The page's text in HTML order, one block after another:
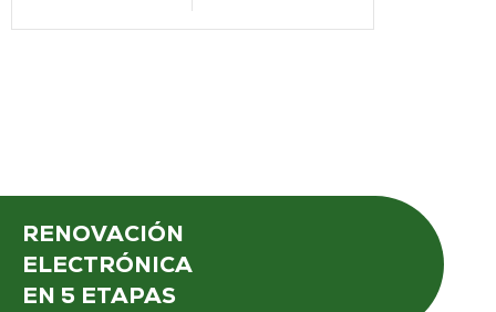
RENOVACIÓN
ELECTRÓNICA
EN 5 ETAPAS